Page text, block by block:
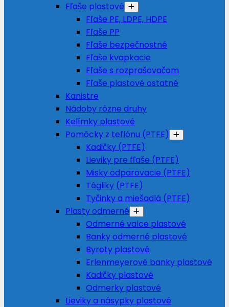
Fľaše plastové
Fľaše PE, LDPE, HDPE
Fľaše PP
Fľaše bezpečnostné
Fľaše kvapkacie
Fľaše s rozprašovačom
Fľaše plastové ostatné
Kanistre
Nádoby rôzne druhy
Kelímky plastové
Pomôcky z teflónu (PTFE)
Kadičky (PTFE)
Lieviky pre fľaše (PTFE)
Misky odparovacie (PTFE)
Tégliky (PTFE)
Tyčinky a miešadlá (PTFE)
Plasty odmerné
Odmerné valce plastové
Banky odmerné plastové
Byrety plastové
Erlenmeyerové banky plastové
Kadičky plastové
Odmerky plastové
Lieviky a násypky plastové